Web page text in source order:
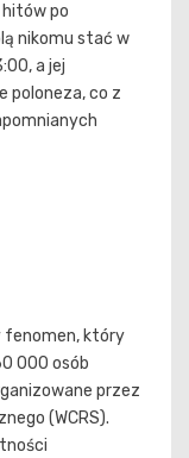
po
nikomu stać w
a jej
poloneza, co z
fenomen, który
000 osób
przez
(WCRS).